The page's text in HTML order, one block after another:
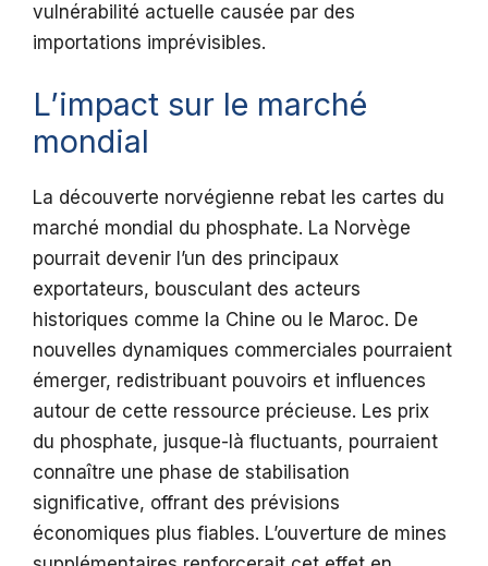
vulnérabilité actuelle causée par des
importations imprévisibles.
L’impact sur le marché
mondial
La découverte norvégienne rebat les cartes du
marché mondial du phosphate. La Norvège
pourrait devenir l’un des principaux
exportateurs, bousculant des acteurs
historiques comme la Chine ou le Maroc. De
nouvelles dynamiques commerciales pourraient
émerger, redistribuant pouvoirs et influences
autour de cette ressource précieuse. Les prix
du phosphate, jusque-là fluctuants, pourraient
connaître une phase de stabilisation
significative, offrant des prévisions
économiques plus fiables. L’ouverture de mines